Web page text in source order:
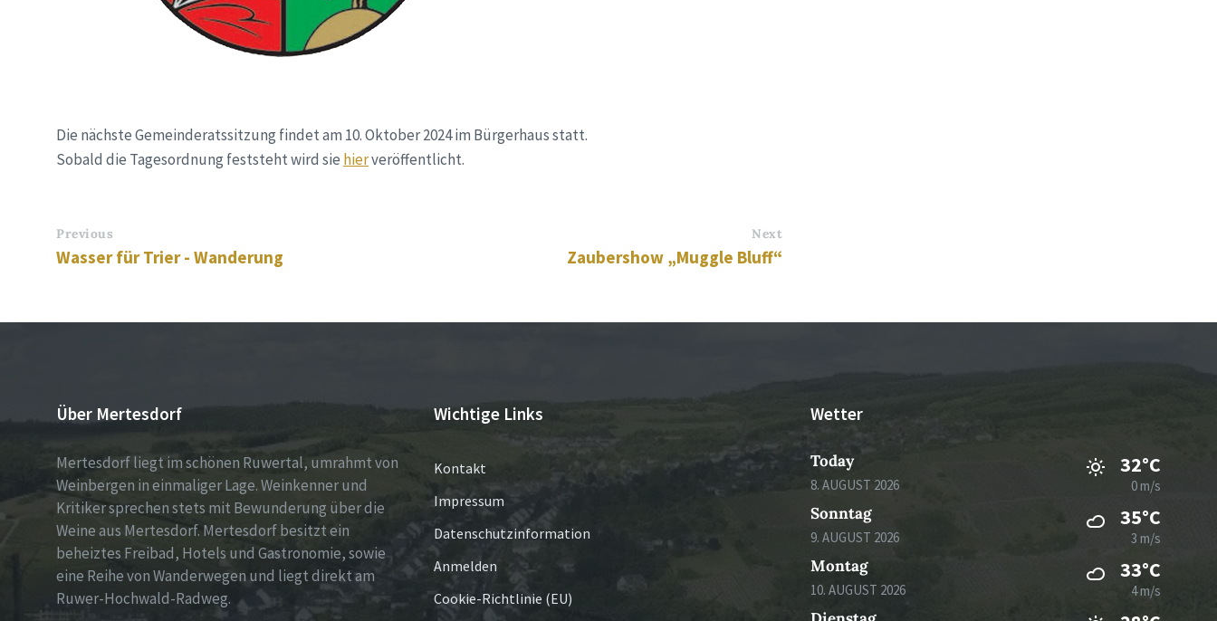
Die nächste Gemeinderatssitzung findet am 10. Oktober 2024 im Bürgerhaus statt.
Sobald die Tagesordnung feststeht wird sie hierveröffentlicht.
Previous
Wasser für Trier - Wanderung
Next
Zaubershow „Muggle Bluff“
Über Mertesdorf
Mertesdorf liegt im schönen Ruwertal, umrahmt von
Weinbergen in einmaliger Lage. Weinkenner und
Kritiker sprechen stets mit Bewunderung über die
Weine aus Mertesdorf. Mertesdorf besitzt ein
beheiztes Freibad, Hotels und Gastronomie, sowie
eine Reihe von Wanderwegen und liegt direkt am
Ruwer-Hochwald-Radweg.
Wichtige Links
Kontakt
Impressum
Datenschutzinformation
Anmelden
Cookie-Richtlinie (EU)
Wetter
Today
8. AUGUST 2026
32°C
0 m/s
Sonntag
9. AUGUST 2026
35°C
3 m/s
Montag
10. AUGUST 2026
33°C
4 m/s